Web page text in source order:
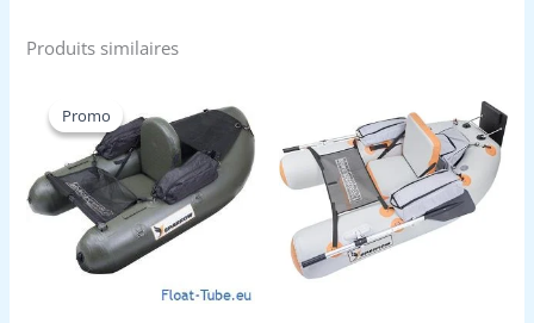
Produits similaires
Promo
Promo